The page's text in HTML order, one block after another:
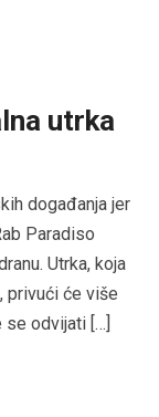
utrka
događanja jer
Paradiso
Utrka, koja
privući će više
se odvijati […]